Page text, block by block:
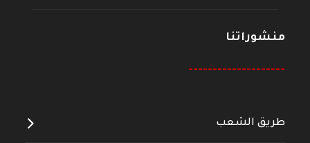
منشوراتنا
--------------------
طريق الشعب